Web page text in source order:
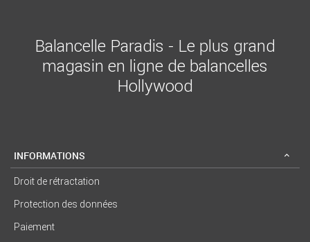
Balancelle Paradis - Le plus grand
magasin en ligne de balancelles
Hollywood
INFORMATIONS
Droit de rétractation
Protection des données
Paiement